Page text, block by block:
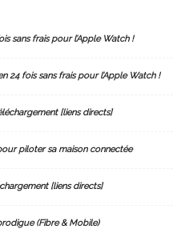
sans frais pour l’Apple Watch !
24 fois sans frais pour l’Apple Watch !
[liens directs]
piloter sa maison connectée
[liens directs]
(Fibre & Mobile)